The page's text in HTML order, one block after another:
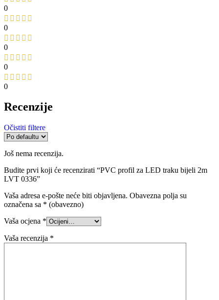
0
0
0
0
0
Recenzije
Očistiti filtere
Još nema recenzija.
Budite prvi koji će recenzirati “PVC profil za LED traku bijeli 2m
LVT 0336”
Vaša adresa e-pošte neće biti objavljena. Obavezna polja su
označena sa * (obavezno)
Vaša ocjena *
Vaša recenzija *